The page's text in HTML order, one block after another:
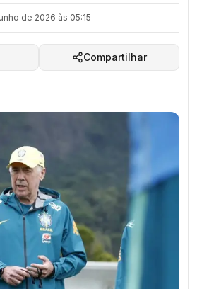
de 2026 às 05:15
Compartilhar